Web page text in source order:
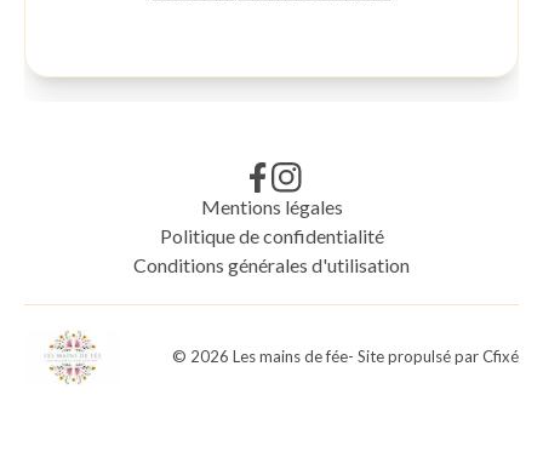
Mentions légales
Politique de confidentialité
Conditions générales d'utilisation
© 2026 Les mains de fée- Site propulsé parCfixé